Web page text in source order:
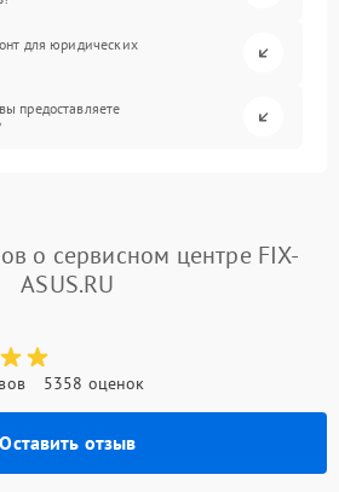
для юридических
предоставляете
о сервисном центре FIX-
ASUS.RU
5358 оценок
Оставить отзыв